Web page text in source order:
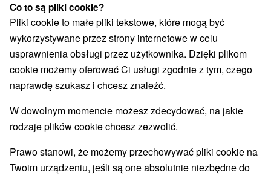
Slovenský kras
044 02 Háj
GPS:
N +48° 38' 28.23''
E +20° 50' 54.02''
Co to są pliki cookie?
Pliki cookie to małe pliki tekstowe, które mogą być
wykorzystywane przez strony internetowe w celu
usprawnienia obsługi przez użytkownika. Dzięki plikom
cookie możemy oferować Ci usługi zgodnie z tym, czego
naprawdę szukasz i chcesz znaleźć.
W dowolnym momencie możesz zdecydować, na jakie
rodzaje plików cookie chcesz zezwolić.
Prawo stanowi, że możemy przechowywać pliki cookie na
Twoim urządzeniu, jeśli są one absolutnie niezbędne do